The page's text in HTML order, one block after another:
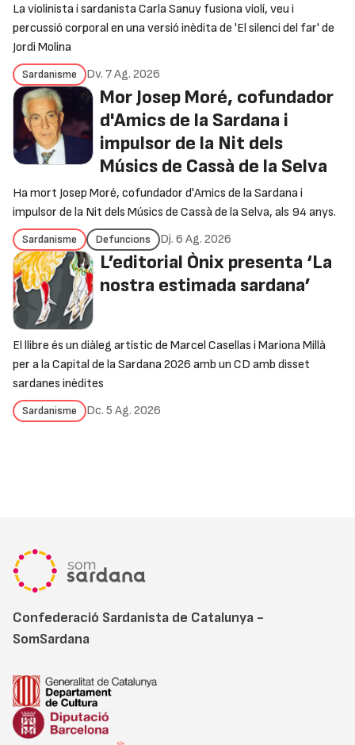
La violinista i sardanista Carla Sanuy fusiona violí, veu i
percussió corporal en una versió inèdita de 'El silenci del far' de
Jordi Molina
Sardanisme Dv. 7 Ag. 2026
Mor Josep Moré, cofundador
d'Amics de la Sardana i
impulsor de la Nit dels
Músics de Cassà de la Selva
Ha mort Josep Moré, cofundador d'Amics de la Sardana i
impulsor de la Nit dels Músics de Cassà de la Selva, als 94 anys.
Sardanisme Defuncions Dj. 6 Ag. 2026
L’editorial Ònix presenta ‘La
nostra estimada sardana’
El llibre és un diàleg artístic de Marcel Casellas i Mariona Millà
per a la Capital de la Sardana 2026 amb un CD amb disset
sardanes inèdites
Sardanisme Dc. 5 Ag. 2026
Confederació Sardanista de Catalunya -
SomSardana